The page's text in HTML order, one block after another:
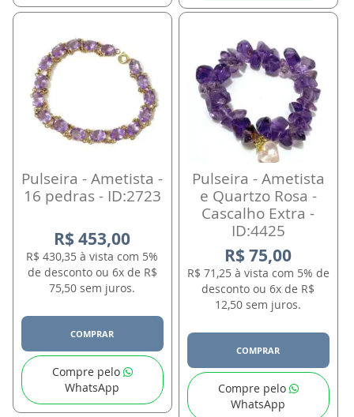
Pulseira - Ametista -
16 pedras - ID:2723
R$ 453,00
R$ 430,35 à vista com 5%
de desconto ou 6x de R$
75,50 sem juros.
COMPRAR
Compre pelo
WhatsApp
Pulseira - Ametista
e Quartzo Rosa -
Cascalho Extra -
ID:4425
R$ 75,00
R$ 71,25 à vista com 5% de
desconto ou 6x de R$
12,50 sem juros.
COMPRAR
Compre pelo
WhatsApp